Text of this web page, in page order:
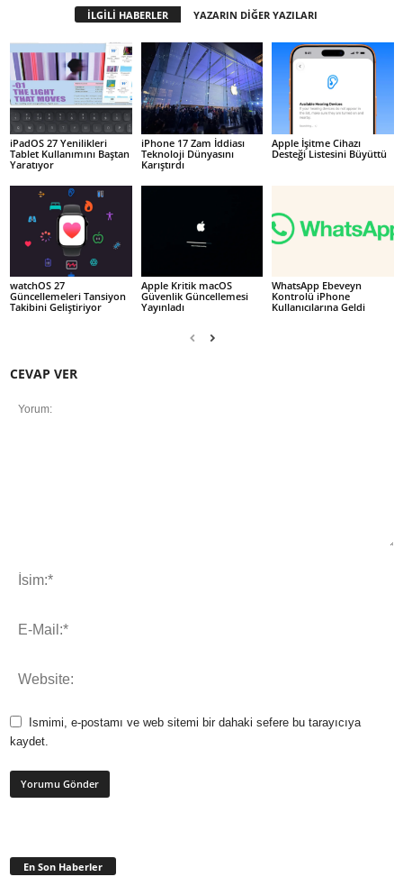
İLGİLİ HABERLER YAZARIN DİĞER YAZILARI
iPadOS 27 Yenilikleri
Tablet Kullanımını Baştan
Yaratıyor
iPhone 17 Zam İddiası
Teknoloji Dünyasını
Karıştırdı
Apple İşitme Cihazı
Desteği Listesini Büyüttü
watchOS 27
Güncellemeleri Tansiyon
Takibini Geliştiriyor
Apple Kritik macOS
Güvenlik Güncellemesi
Yayınladı
WhatsApp Ebeveyn
Kontrolü iPhone
Kullanıcılarına Geldi
CEVAP VER
Ismimi, e-postamı ve web sitemi bir dahaki sefere bu tarayıcıya
kaydet.
En Son Haberler